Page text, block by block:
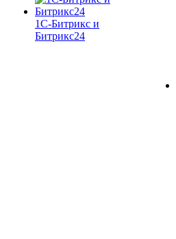
1С-Битрикс и
Битрикс24